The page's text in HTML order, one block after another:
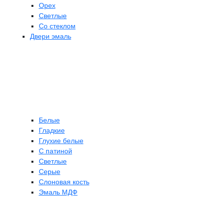
Орех
Светлые
Со стеклом
Двери эмаль
Белые
Гладкие
Глухие белые
С патиной
Светлые
Серые
Слоновая кость
Эмаль МДФ